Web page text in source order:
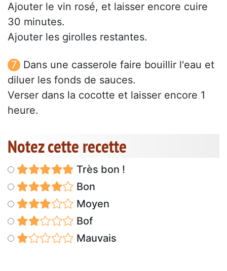
Ajouter le vin rosé, et laisser encore cuire
30 minutes.
Ajouter les girolles restantes.
Dans une casserole faire bouillir l'eau et
diluer les fonds de sauces.
Verser dans la cocotte et laisser encore 1
heure.
Notez cette recette
Très bon !
Bon
Moyen
Bof
Mauvais